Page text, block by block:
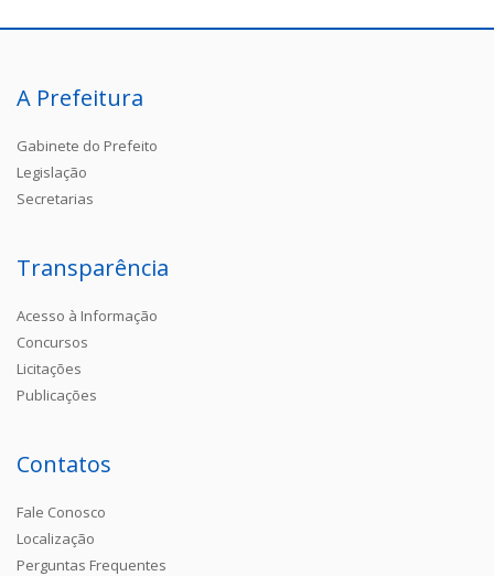
A Prefeitura
Gabinete do Prefeito
Legislação
Secretarias
Transparência
Acesso à Informação
Concursos
Licitações
Publicações
Contatos
Fale Conosco
Localização
Perguntas Frequentes